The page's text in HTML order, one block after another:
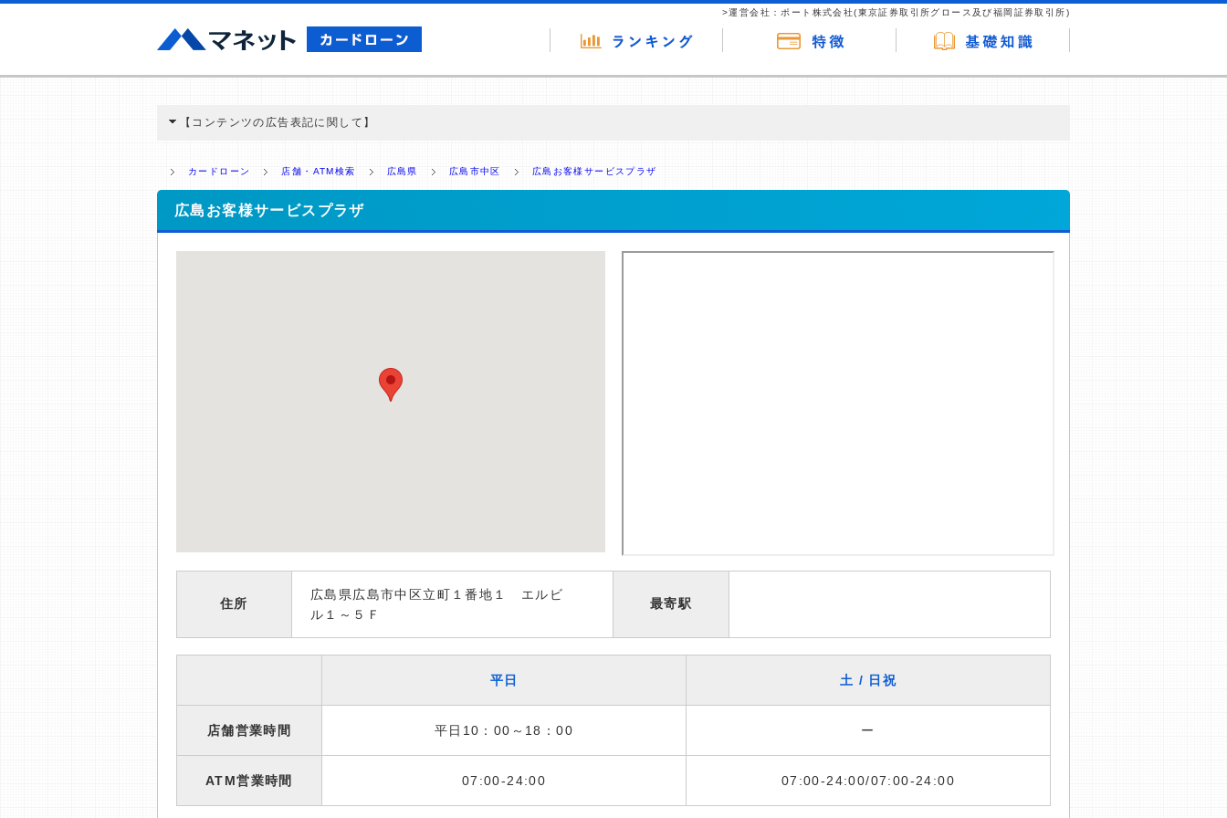
>運営会社：ポート株式会社(東京証券取引所グロース及び福岡証券取引所)
【コンテンツの広告表記に関して】
ミ収集などに基づき、公平性を担保した情報提供を行っています。
>提携企業一覧
カードローン 店舗・ATM検索 広島県 広島市中区 広島お客様サービスプラザ
広島お客様サービスプラザ
住所
広島県広島市中区立町１番地１ エルビ
ル１～５Ｆ
最寄駅
平日 土 / 日祝
店舗営業時間 平日10：00～18：00 ー
ATM営業時間 07:00-24:00 07:00-24:00/07:00-24:00